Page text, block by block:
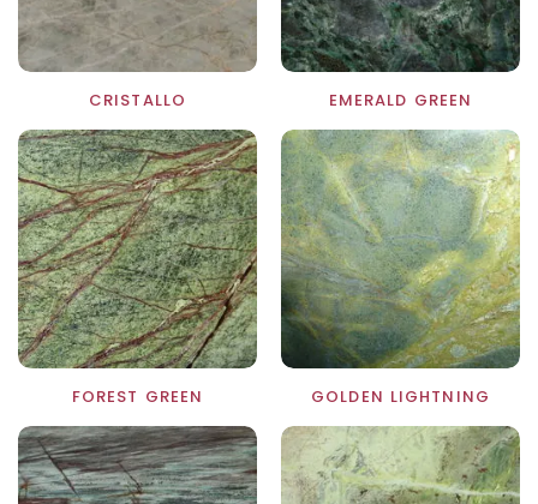
CRISTALLO EMERALD GREEN
FOREST GREEN GOLDEN LIGHTNING